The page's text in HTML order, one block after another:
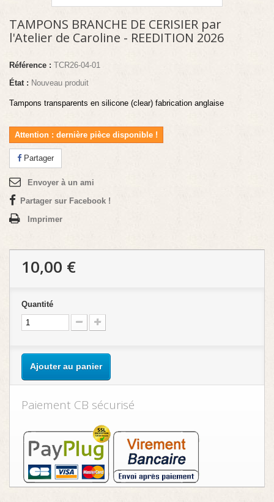
TAMPONS BRANCHE DE CERISIER par
l'Atelier de Caroline - REEDITION 2026
Référence : TCR26-04-01
État : Nouveau produit
Tampons transparents en silicone (clear) fabrication anglaise
Attention : dernière pièce disponible !
Partager
Envoyer à un ami
Partager sur Facebook !
Imprimer
10,00 €
Quantité
Ajouter au panier
Paiement CB sécurisé